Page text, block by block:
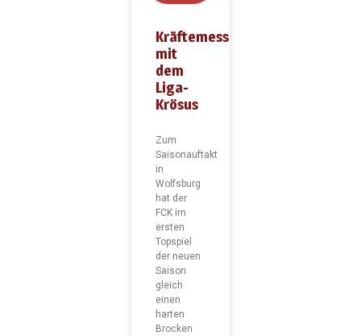
Kräftemessen
mit
dem
Liga-
Krösus
Zum
Saisonauftakt
in
Wolfsburg
hat der
FCK im
ersten
Topspiel
der neuen
Saison
gleich
einen
harten
Brocken